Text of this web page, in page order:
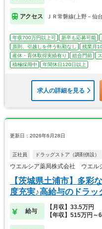
アクセス ＪＲ常磐線(上野－仙
年収700万円以上可 新卒も応募可能
原則、引越しを伴う転勤なし
残業月
産休・育休取得実績有り
総合門前
積極採用中
年間休日120日以上
求人の詳細を見る
更新日：2026年6月28日
正社員 ドラッグストア（調剤併設）
ウエルシア薬局株式会社 ウエル
【茨城県土浦市】多彩
度充実♪高給与のドラ
給与
【月収】33.5万円
【年収】515万円～